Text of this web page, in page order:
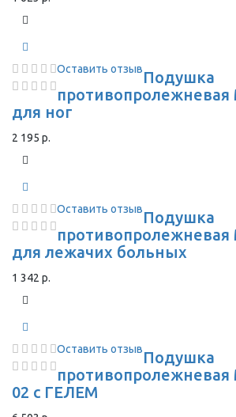
Оставить отзывПодушка
противопролежневая
для ног
2 195 р.
Оставить отзывПодушка
противопролежневая
для лежачих больных
1 342 р.
Оставить отзывПодушка
противопролежневая
02 с ГЕЛЕМ